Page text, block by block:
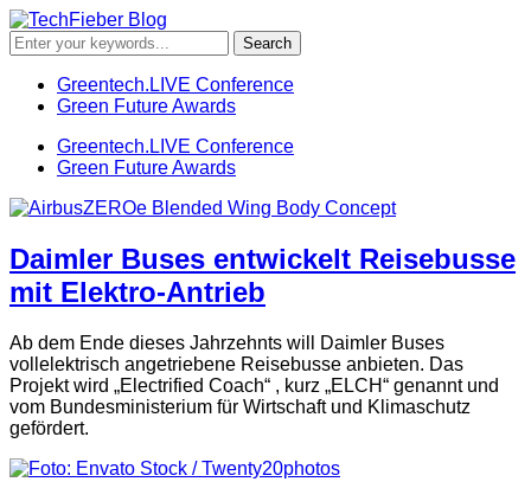
Greentech.LIVE Conference
Green Future Awards
Greentech.LIVE Conference
Green Future Awards
Daimler Buses entwickelt Reisebusse
mit Elektro-Antrieb
Ab dem Ende dieses Jahrzehnts will Daimler Buses
vollelektrisch angetriebene Reisebusse anbieten. Das
Projekt wird „Electrified Coach“ , kurz „ELCH“ genannt und
vom Bundesministerium für Wirtschaft und Klimaschutz
gefördert.